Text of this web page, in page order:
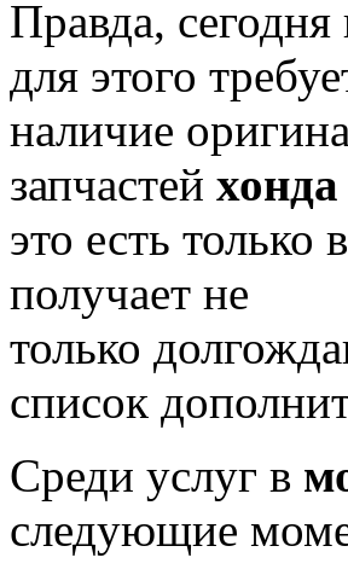
Правда,
для этого
наличие
запчастей хонда
это есть только
получает не
только
список
Среди услуг в
следующие